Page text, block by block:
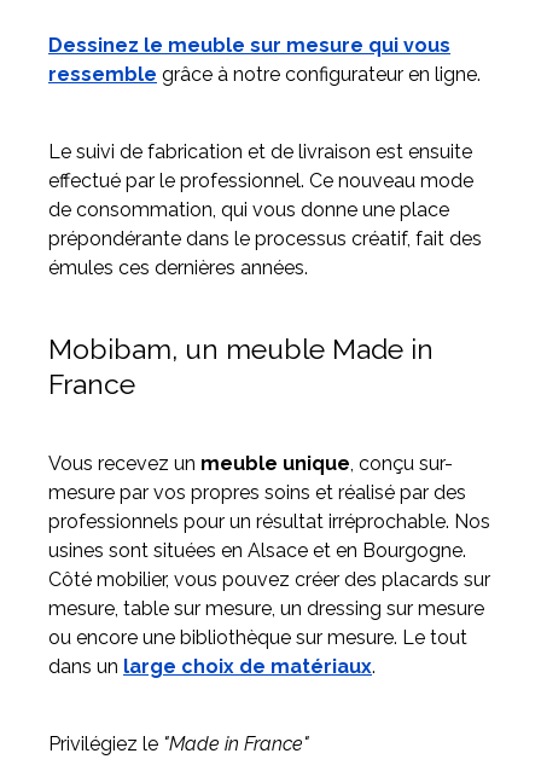
Dessinez le meuble sur mesure qui vous
ressemble grâce à notre configurateur en ligne.
Le suivi de fabrication et de livraison est ensuite
effectué par le professionnel. Ce nouveau mode
de consommation, qui vous donne une place
prépondérante dans le processus créatif, fait des
émules ces dernières années.
Mobibam, un meuble Made in
France
Vous recevez un meuble unique, conçu sur-
mesure par vos propres soins et réalisé par des
professionnels pour un résultat irréprochable. Nos
usines sont situées en Alsace et en Bourgogne.
Côté mobilier, vous pouvez créer des placards sur
mesure, table sur mesure, un dressing sur mesure
ou encore une bibliothèque sur mesure. Le tout
dans un large choix de matériaux.
Privilégiez le "Made in France"